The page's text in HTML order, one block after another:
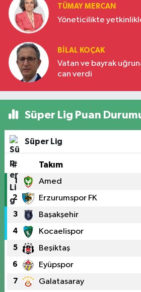
TÜMAY MERCAN
Yöneticilikte
BILAL KOÇAK
Vatan ve bayrak
can verdi
Süper Lig Puan
Süper Lig
# Takım
1 Amed
2 Erzurumspor FK
3 Başakşehir
4 Kocaelispor
5 Beşiktaş
6 Eyüpspor
7 Galatasaray